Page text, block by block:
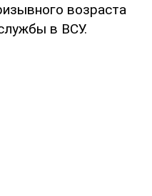
возраста
в ВСУ.